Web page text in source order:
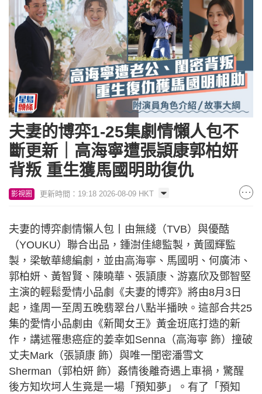
夫妻的博弈1-25集劇情懶人包不
斷更新｜高海寧遭張頴康郭柏妍
背叛 重生獲馬國明助復仇
影視圈 更新時間：19:18 2026-08-09 HKT
夫妻的博弈劇情懶人包丨由無綫（TVB）與優酷
（YOUKU）聯合出品，鍾澍佳總監製，黃國輝監
製，梁敏華總編劇，並由高海寧、馬國明、何廣沛、
郭柏妍、黃智賢、陳曉華、張頴康、游嘉欣及鄧智堅
主演的輕鬆愛情小品劇《夫妻的博弈》將由8月3日
起，逢周一至周五晚翡翠台八點半播映。這部合共25
集的愛情小品劇由《新聞女王》黃金班底打造的新
作，講述罹患癌症的姜幸如Senna（高海寧 飾）撞破
丈夫Mark（張頴康 飾）與唯一閨密潘雪文
Sherman（郭柏妍 飾）姦情後離奇遇上車禍，驚醒
後方知坎坷人生竟是一場「預知夢」。有了「預知